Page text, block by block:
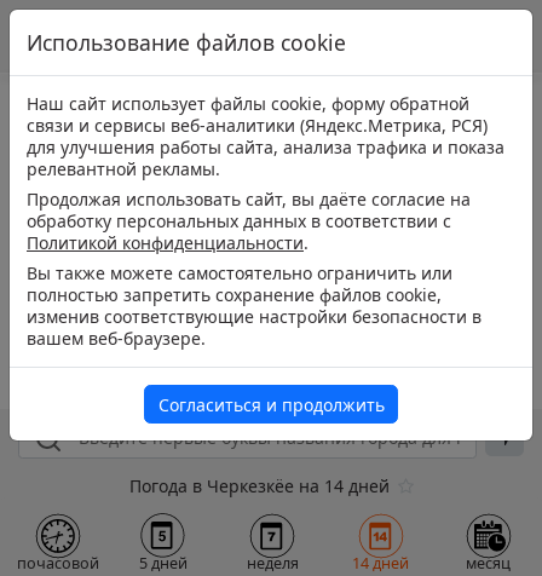
Погода в Черкезкёе на 14 дней
почасовой 5 дней неделя 14 дней месяц
Использование файлов cookie
Наш сайт использует файлы cookie, форму обратной
связи и сервисы веб-аналитики (Яндекс.Метрика, РСЯ)
для улучшения работы сайта, анализа трафика и показа
релевантной рекламы.
Продолжая использовать сайт, вы даёте согласие на
обработку персональных данных в соответствии с
Политикой конфиденциальности.
Вы также можете самостоятельно ограничить или
полностью запретить сохранение файлов cookie,
изменив соответствующие настройки безопасности в
вашем веб-браузере.
Согласиться и продолжить